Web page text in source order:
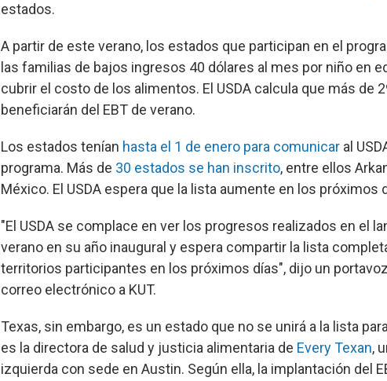
estados.
A partir de este verano, los estados que participan en el
las familias de bajos ingresos 40 dólares al mes por niño en
cubrir el costo de los alimentos. El USDA calcula que más de
beneficiarán del EBT de verano.
Los estados tenían hasta el 1 de enero para comunicar al
programa. Más de 30 estados se han inscrito, entre ellos
México. El USDA espera que la lista aumente en los próximos
"El USDA se complace en ver los progresos realizados en el
verano en su año inaugural y espera compartir la lista
territorios participantes en los próximos días", dijo un
correo electrónico a KUT.
Texas, sin embargo, es un estado que no se unirá a la lista
es la directora de salud y justicia alimentaria de Every Texan,
izquierda con sede en Austin. Según ella, la implantación del